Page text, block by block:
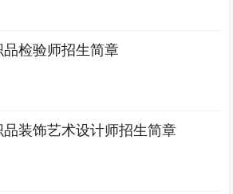
品检验师招生简章
品装饰艺术设计师招生简章